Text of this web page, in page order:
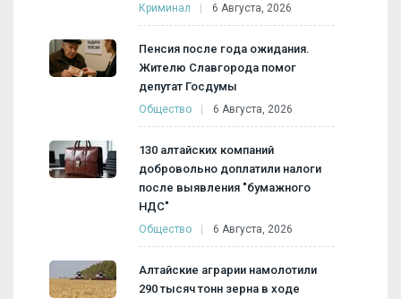
Криминал 6 Августа, 2026
Пенсия после года ожидания.
Жителю Славгорода помог
депутат Госдумы
Общество 6 Августа, 2026
130 алтайских компаний
добровольно доплатили налоги
после выявления "бумажного
НДС"
Общество 6 Августа, 2026
Алтайские аграрии намолотили
290 тысяч тонн зерна в ходе